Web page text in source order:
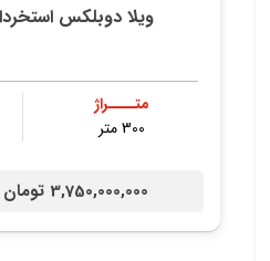
ویلا دوبلکس
متــــراژ
300 متر
3,750,000,000 تومان /